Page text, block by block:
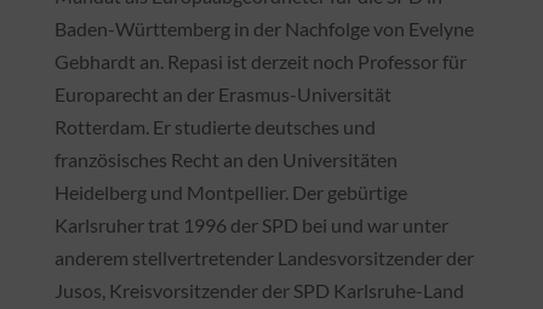
Baden-Württemberg in der Nachfolge von Evelyne
Gebhardt an. Repasi ist derzeit noch Professor für
Europarecht an der Erasmus-Universität
Rotterdam. Er studierte deutsches und
französisches Recht an den Universitäten
Heidelberg und Montpellier. Der gebürtige
Karlsruher trat 1996 der SPD bei und war unter
anderem stellvertretender Landesvorsitzender der
Jusos, Kreisvorsitzender der SPD Karlsruhe-Land